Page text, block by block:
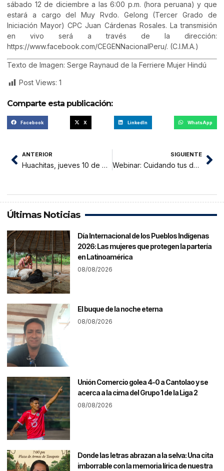
sábado 12 de diciembre a las 6:00 p.m. (hora peruana) y que
estará a cargo del Muy Rvdo. Gelong (Tercer Grado de
Iniciación Mayor) CPC Juan Cárdenas Rosales. La transmisión
en vivo será a través de la dirección:
https://www.facebook.com/CEGENNacionalPeru/. (C.I.M.A.)
Texto de Imagen: Serge Raynaud de la Ferriere Mujer Hindú
Post Views: 1
Comparte esta publicación:
Facebook X LinkedIn WhatsApp
ANTERIOR
Huachitas, jueves 10 de diciembre 2020
SIGUIENTE
Webinar: Cuidando tus datos en la red: Todo sobre cibersegurida
Últimas Noticias
Día Internacional de los Pueblos Indígenas
2026: Las mujeres que protegen la partería
en Latinoamérica
08/08/2026
El buque de la noche eterna
08/08/2026
Unión Comercio golea 4-0 a Cantolao y se
acerca a la cima del Grupo 1 de la Liga 2
08/08/2026
Donde las letras abrazan a la selva: Una cita
imborrable con la memoria lírica de nuestra